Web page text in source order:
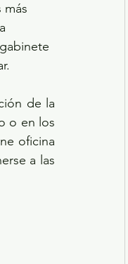
de la
o en los
oficina
a las